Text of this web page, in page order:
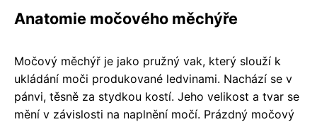
Anatomie močového měchýře
Močový měchýř je jako pružný vak, který slouží k
ukládání moči produkované ledvinami. Nachází se v
pánvi, těsně za stydkou kostí. Jeho velikost a tvar se
mění v závislosti na naplnění močí. Prázdný močový